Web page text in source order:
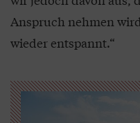
Anspruch nehmen
wieder entspannt.“